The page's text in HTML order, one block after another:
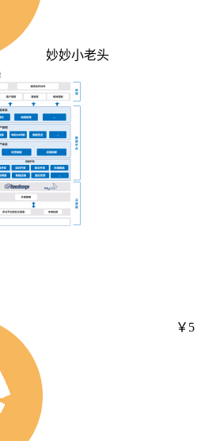
妙妙小老头
￥5